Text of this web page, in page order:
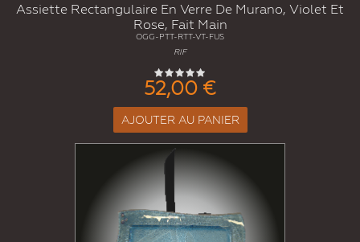
Assiette Rectangulaire En Verre De Murano, Violet Et
Rose, Fait Main
OGG-PTT-RTT-VT-FUS
RIF
52,00 €
AJOUTER AU PANIER